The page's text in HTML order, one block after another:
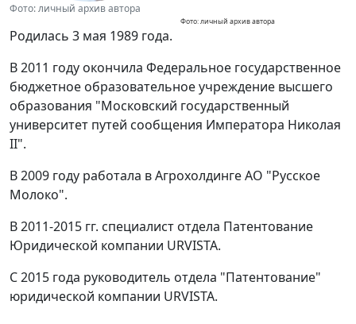
Фото: личный архив автора
Фото: личный архив автора
Родилась 3 мая 1989 года.
В 2011 году окончила Федеральное государственное
бюджетное образовательное учреждение высшего
образования "Московский государственный
университет путей сообщения Императора Николая
II".
В 2009 году работала в Агрохолдинге АО "Русское
Молоко".
В 2011-2015 гг. специалист отдела Патентование
Юридической компании URVISTA.
C 2015 года руководитель отдела "Патентование"
юридической компании URVISTA.